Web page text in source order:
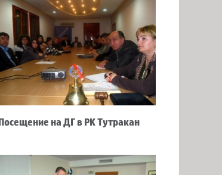
Посещение на ДГ в РК Тутракан